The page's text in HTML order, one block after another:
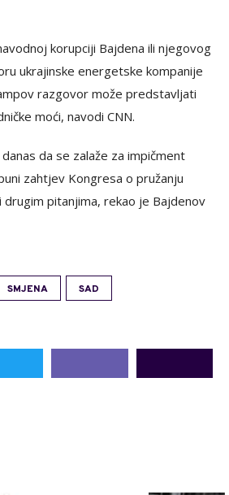
korupciji Bajdena ili njegovog
ukrajinske energetske kompanije
razgovor može predstavljati
moći, navodi CNN.
da se zalaže za impičment
zahtjev Kongresa o pružanju
drugim pitanjima, rekao je Bajdenov
SMJENA SAD